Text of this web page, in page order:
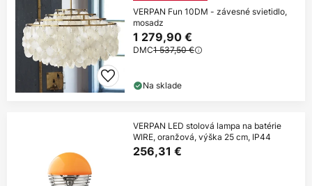
VERPAN Fun 10DM - závesné svietidlo,
mosadz
1 279,90 €
DMC1 537,50 €
Na sklade
VERPAN LED stolová lampa na batérie
WIRE, oranžová, výška 25 cm, IP44
256,31 €